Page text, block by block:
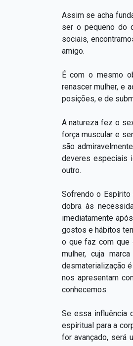
Assim se acha
ser o pequeno do
sociais,
amigo.
É com o mesmo
renascer mulher, e
posições, e de
A natureza fez o
força muscular e
são
deveres especiais
outro.
Sofrendo o
dobra às
imediatamente
gostos e hábitos
o que faz com que
mulher, cuja
desmaterialização
nos apresentam
conhecemos.
Se essa influência
espiritual para a
for avançado, será